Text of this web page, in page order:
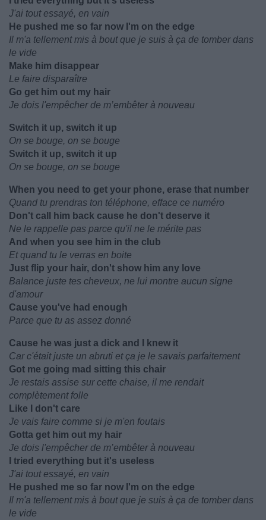
J'ai tout essayé, en vain
He pushed me so far now I'm on the edge
Il m'a tellement mis à bout que je suis à ça de tomber dans
le vide
Make him disappear
Le faire disparaître
Go get him out my hair
Je dois l'empêcher de m’embêter à nouveau
Switch it up, switch it up
On se bouge, on se bouge
Switch it up, switch it up
On se bouge, on se bouge
When you need to get your phone, erase that number
Quand tu prendras ton téléphone, efface ce numéro
Don't call him back cause he don't deserve it
Ne le rappelle pas parce qu'il ne le mérite pas
And when you see him in the club
Et quand tu le verras en boite
Just flip your hair, don't show him any love
Balance juste tes cheveux, ne lui montre aucun signe
d'amour
Cause you've had enough
Parce que tu as assez donné
Cause he was just a dick and I knew it
Car c'était juste un abruti et ça je le savais parfaitement
Got me going mad sitting this chair
Je restais assise sur cette chaise, il me rendait
complètement folle
Like I don't care
Je vais faire comme si je m'en foutais
Gotta get him out my hair
Je dois l'empêcher de m’embêter à nouveau
I tried everything but it's useless
J'ai tout essayé, en vain
He pushed me so far now I'm on the edge
Il m'a tellement mis à bout que je suis à ça de tomber dans
le vide